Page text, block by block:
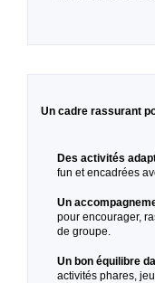
Un cadre rassurant
Des activités
fun et encadrées
Un
pour encourager,
de groupe.
Un bon équilibre
activités phares,